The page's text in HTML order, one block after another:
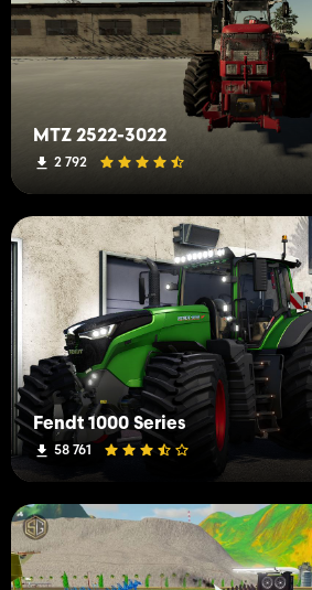
MTZ 2522-3022
2 792
Fendt 1000 Series
58 761